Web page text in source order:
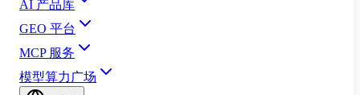
AI 产品库
GEO 平台
MCP 服务
模型算力广场